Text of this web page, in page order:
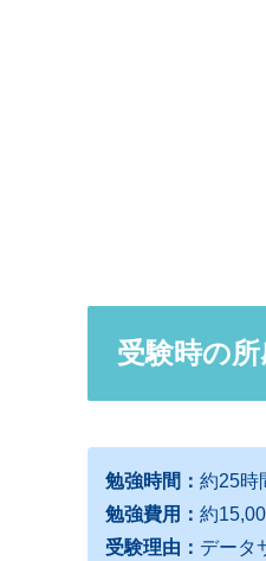
受験時の所
勉強時間： 約25時
勉強費用： 約
受験理由： データ